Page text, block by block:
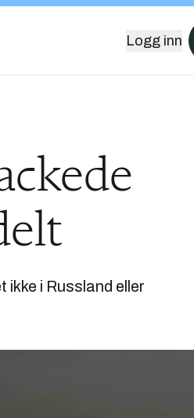
Logg inn
ikke i Russland eller